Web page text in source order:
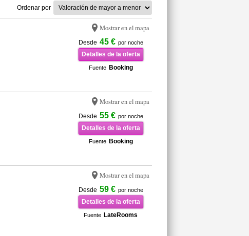
Ordenar por
Mostrar en el mapa
Desde 45 € por noche
Detalles de la oferta
Fuente Booking
Mostrar en el mapa
Desde 55 € por noche
Detalles de la oferta
Fuente Booking
Mostrar en el mapa
Desde 59 € por noche
Detalles de la oferta
Fuente LateRooms